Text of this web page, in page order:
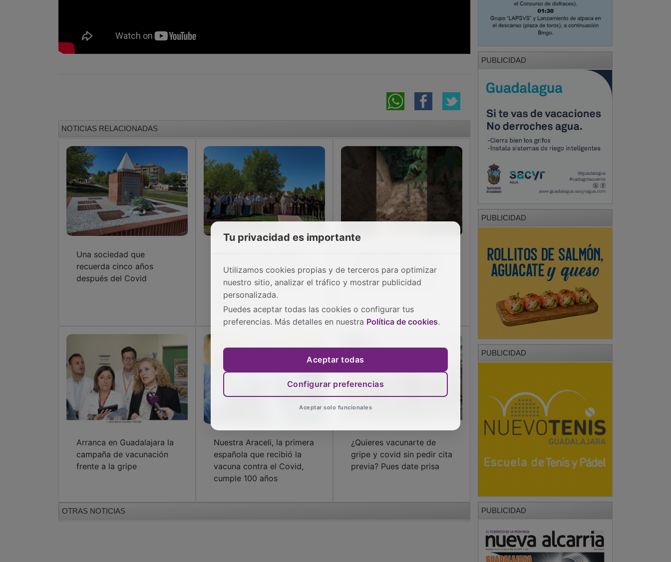
NOTICIAS RELACIONADAS
Una sociedad que
recuerda cinco años
después del Covid
homenaje a las víctimas
de la Covid y renueva el
monumento
conmemorativo
arrasa desde Embid el
‘Oasis de los monjes'
Arranca en Guadalajara la
campaña de vacunación
frente a la gripe
Nuestra Araceli, la primera
española que recibió la
vacuna contra el Covid,
cumple 100 años
¿Quieres vacunarte de
gripe y covid sin pedir cita
previa? Pues date prisa
OTRAS NOTICIAS
PUBLICIDAD
PUBLICIDAD
PUBLICIDAD
PUBLICIDAD
Tu privacidad es importante
Utilizamos cookies propias y de terceros para optimizar
nuestro sitio, analizar el tráfico y mostrar publicidad
personalizada.
Puedes aceptar todas las cookies o configurar tus
preferencias. Más detalles en nuestra Política de cookies.
Aceptar todas
Configurar preferencias
Aceptar solo funcionales